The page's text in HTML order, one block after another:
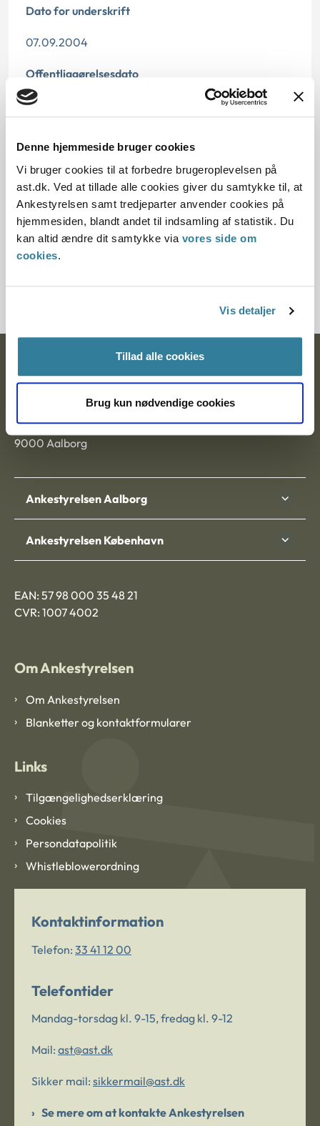
Denne hjemmeside bruger cookies
Vi bruger cookies til at forbedre brugeroplevelsen på
ast.dk. Ved at tillade alle cookies giver du samtykke til, at
Ankestyrelsen samt tredjeparter anvender cookies på
hjemmesiden, blandt andet til indsamling af statistik. Du
kan altid ændre dit samtykke via vores side om
cookies.
Vis detaljer
Tillad alle cookies
Brug kun nødvendige cookies
Dato for underskrift
07.09.2004
Offentliggørelsesdato
11.07.2013
da den er erstattet af principafgørelse 35-16.
Paragraf
§ 84 § 1 § 100
Journalnummer
3500500-03
Nytorv 7, 2. sal
9000 Aalborg
Ankestyrelsen Aalborg
Ankestyrelsen København
EAN: 57 98 000 35 48 21
CVR: 1007 4002
Om Ankestyrelsen
Om Ankestyrelsen
Blanketter og kontaktformularer
Links
Tilgængelighedserklæring
Cookies
Persondatapolitik
Whistleblowerordning
Kontaktinformation
Telefon: 33 41 12 00
Telefontider
Mandag-torsdag kl. 9-15, fredag kl. 9-12
Mail: ast@ast.dk
Sikker mail: sikkermail@ast.dk
Se mere om at kontakte Ankestyrelsen